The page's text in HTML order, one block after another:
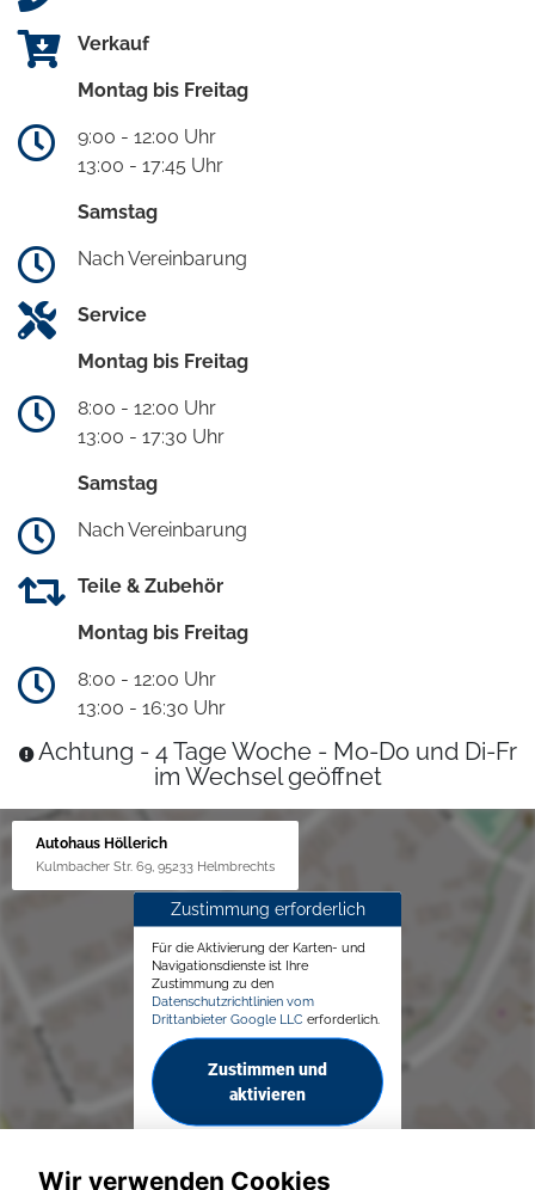
Verkauf
Montag bis Freitag
9:00 - 12:00 Uhr
13:00 - 17:45 Uhr
Samstag
Nach Vereinbarung
Service
Montag bis Freitag
8:00 - 12:00 Uhr
13:00 - 17:30 Uhr
Samstag
Nach Vereinbarung
Teile & Zubehör
Montag bis Freitag
8:00 - 12:00 Uhr
13:00 - 16:30 Uhr
Achtung - 4 Tage Woche - Mo-Do und Di-Fr
im Wechsel geöffnet
Autohaus Höllerich
Kulmbacher Str. 69, 95233 Helmbrechts
Zustimmung erforderlich
Für die Aktivierung der Karten- und
Navigationsdienste ist Ihre
Zustimmung zu den
Datenschutzrichtlinien vom
Drittanbieter Google LLC erforderlich.
Zustimmen und
aktivieren
Wir verwenden Cookies